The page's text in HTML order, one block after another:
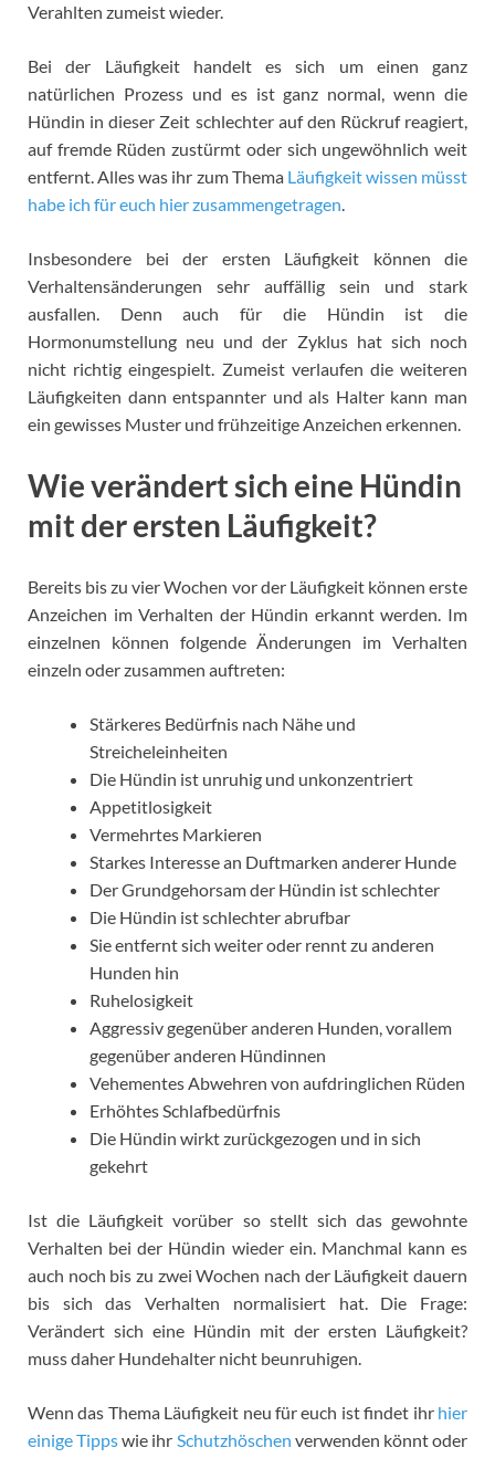
Verahlten zumeist wieder.
Bei der Läufigkeit handelt es sich um einen ganz
natürlichen Prozess und es ist ganz normal, wenn die
Hündin in dieser Zeit schlechter auf den Rückruf reagiert,
auf fremde Rüden zustürmt oder sich ungewöhnlich weit
entfernt. Alles was ihr zum Thema Läufigkeit wissen müsst
habe ich für euch hier zusammengetragen.
Insbesondere bei der ersten Läufigkeit können die
Verhaltensänderungen sehr auffällig sein und stark
ausfallen. Denn auch für die Hündin ist die
Hormonumstellung neu und der Zyklus hat sich noch
nicht richtig eingespielt. Zumeist verlaufen die weiteren
Läufigkeiten dann entspannter und als Halter kann man
ein gewisses Muster und frühzeitige Anzeichen erkennen.
Wie verändert sich eine Hündin
mit der ersten Läufigkeit?
Bereits bis zu vier Wochen vor der Läufigkeit können erste
Anzeichen im Verhalten der Hündin erkannt werden. Im
einzelnen können folgende Änderungen im Verhalten
einzeln oder zusammen auftreten:
Stärkeres Bedürfnis nach Nähe und
Streicheleinheiten
Die Hündin ist unruhig und unkonzentriert
Appetitlosigkeit
Vermehrtes Markieren
Starkes Interesse an Duftmarken anderer Hunde
Der Grundgehorsam der Hündin ist schlechter
Die Hündin ist schlechter abrufbar
Sie entfernt sich weiter oder rennt zu anderen
Hunden hin
Ruhelosigkeit
Aggressiv gegenüber anderen Hunden, vorallem
gegenüber anderen Hündinnen
Vehementes Abwehren von aufdringlichen Rüden
Erhöhtes Schlafbedürfnis
Die Hündin wirkt zurückgezogen und in sich
gekehrt
Ist die Läufigkeit vorüber so stellt sich das gewohnte
Verhalten bei der Hündin wieder ein. Manchmal kann es
auch noch bis zu zwei Wochen nach der Läufigkeit dauern
bis sich das Verhalten normalisiert hat. Die Frage:
Verändert sich eine Hündin mit der ersten Läufigkeit?
muss daher Hundehalter nicht beunruhigen.
Wenn das Thema Läufigkeit neu für euch ist findet ihr hier
einige Tippswie ihr Schutzhöschen verwenden könnt oder